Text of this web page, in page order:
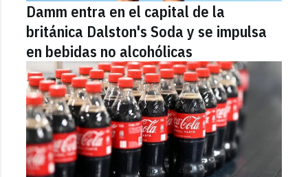
Damm entra en el capital de la
británica Dalston's Soda y se impulsa
en bebidas no alcohólicas